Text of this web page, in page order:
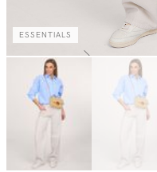
ESSENTIALS